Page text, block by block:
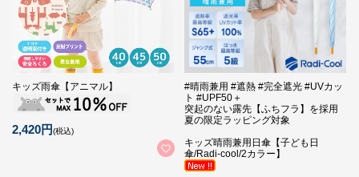
キッズ雨傘【アニマル】
2,420円(税込)
#晴雨兼用 #遮熱 #完全遮光 #UVカッ
ト #UPF50＋
突起のない露先【ふちフラ】を採用
夏の限定ラッピング対象
キッズ晴雨兼用日傘【子ども日
傘/Radi-cool/2カラー】